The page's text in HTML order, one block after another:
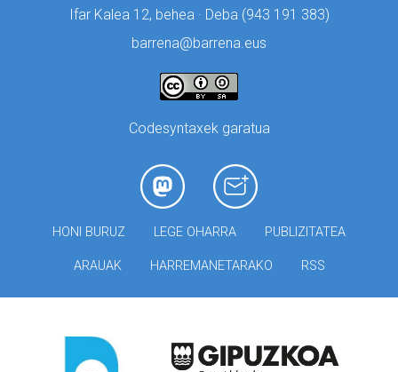
Ifar Kalea 12, behea · Deba (943 191 383)
barrena@barrena.eus
Codesyntaxek garatua
HONI BURUZ LEGE OHARRA PUBLIZITATEA
ARAUAK HARREMANETARAKO RSS